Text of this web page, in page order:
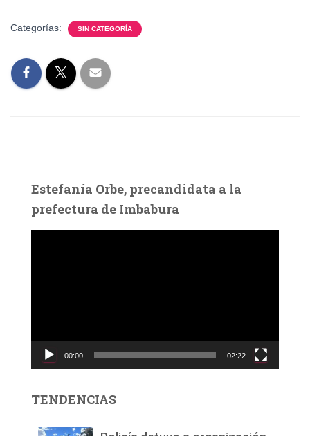
Categorías: SIN CATEGORÍA
Estefanía Orbe, precandidata a la
prefectura de Imbabura
c
d
00:00 02:22
TENDENCIAS